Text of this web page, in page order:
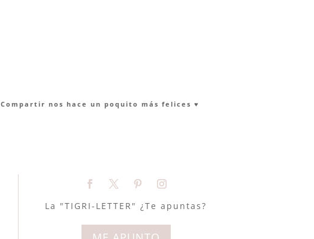
Compartir nos hace un poquito más felices ♥︎
La "TIGRI-LETTER" ¿Te apuntas?